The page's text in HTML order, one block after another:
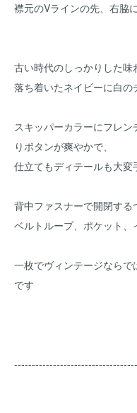
襟元のVラインの先、右脇
古い時代のしっかりした味
落ち着いたネイビーに白の
スキッパーカラーにフレ
りボタンが爽やかで、
仕立てもディテールも大変
背中ファスナーで開閉する
ベルトループ、ポケット
一枚でヴィンテージなら
です